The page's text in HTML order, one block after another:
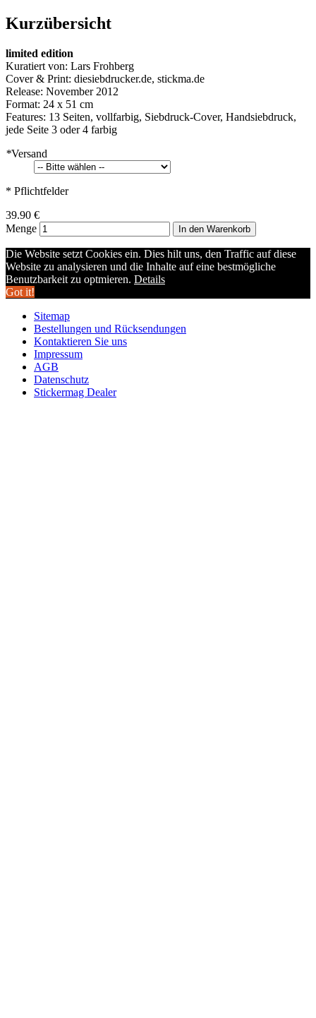
Kurzübersicht
limited edition
Kuratiert von: Lars Frohberg
Cover & Print: diesiebdrucker.de, stickma.de
Release: November 2012
Format: 24 x 51 cm
Features: 13 Seiten, vollfarbig, Siebdruck-Cover, Handsiebdruck,
jede Seite 3 oder 4 farbig
*Versand
* Pflichtfelder
39.90 €
Menge
In den Warenkorb
Die Website setzt Cookies ein. Dies hilt uns, den Traffic auf diese
Website zu analysieren und die Inhalte auf eine bestmögliche
Benutzbarkeit zu optmieren. Details
Got it!
Sitemap
Bestellungen und Rücksendungen
Kontaktieren Sie uns
Impressum
AGB
Datenschutz
Stickermag Dealer